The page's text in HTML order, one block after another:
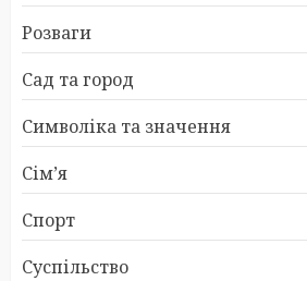
Розваги
Сад та город
Символіка та значення
Сім’я
Спорт
Суспільство